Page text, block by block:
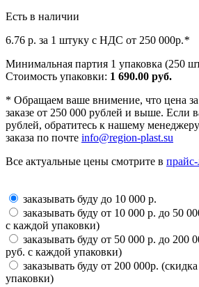
Есть в наличии
6.76 р. за 1 штуку c НДС от 250 000р.*
Минимальная партия 1 упаковка (250
Стоимость упаковки: 1 690.00 руб.
* Обращаем ваше внимение, что цена
заказе от 250 000 рублей и выше. Если
рублей, обратитесь к нашему
заказа по почте info@region-plast.su
Все актуальные цены смотрите в
заказывать буду до 10 000 р.
заказывать буду от 10 000 р. до 50
с каждой упаковки)
заказывать буду от 50 000 р. до 200
руб. с каждой упаковки)
заказывать буду от 200 000р.
упаковки)